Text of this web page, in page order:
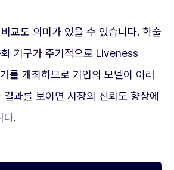
교도 의미가 있을 수 있습니다. 학술
기구가 주기적으로 Liveness
를 개최하므로 기업의 모델이 이러
과를 보이면 시장의 신뢰도 향상에
다.